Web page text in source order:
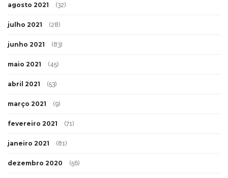
agosto 2021 (32)
julho 2021 (28)
junho 2021 (83)
maio 2021 (45)
abril 2021 (53)
março 2021 (9)
fevereiro 2021 (71)
janeiro 2021 (81)
dezembro 2020 (56)